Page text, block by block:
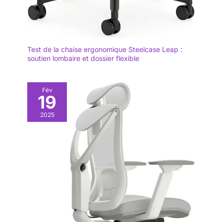
Test de la chaise ergonomique Steelcase Leap :
soutien lombaire et dossier flexible
Fév
19
2025